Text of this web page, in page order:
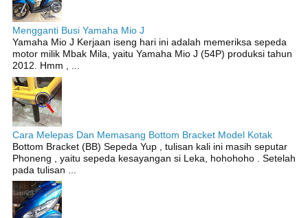
Mengganti Busi Yamaha Mio J
Yamaha Mio J Kerjaan iseng hari ini adalah memeriksa sepeda
motor milik Mbak Mila, yaitu Yamaha Mio J (54P) produksi tahun
2012. Hmm , ...
Cara Melepas Dan Memasang Bottom Bracket Model Kotak
Bottom Bracket (BB) Sepeda Yup , tulisan kali ini masih seputar
Phoneng , yaitu sepeda kesayangan si Leka, hohohoho . Setelah
pada tulisan ...